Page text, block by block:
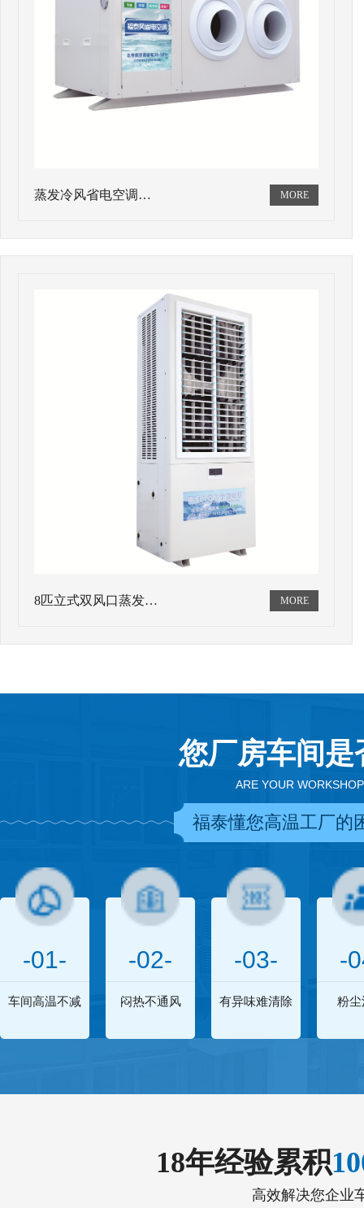
蒸发冷风省电空调…
8匹立式双风口蒸发…
您厂房车间
ARE YOUR
福泰懂您高温工厂的
-01-
车间高温不减
-02-
闷热不通风
-03-
有异味难清除
-
粉尘
18年经验累积
高效解决您企业